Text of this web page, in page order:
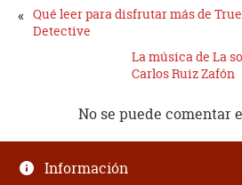
« Qué leer para disfrutar más de True
Detective
La música de La
Carlos Ruiz Zafón
No se puede comentar
Información